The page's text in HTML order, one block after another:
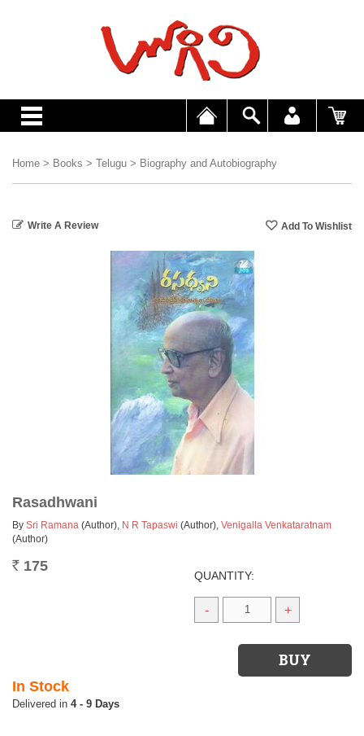
Home > Books > Telugu > Biography and Autobiography
Write A Review
Rasadhwani
By Sri Ramana (Author), N R Tapaswi (Author), Venigalla Venkataratnam
(Author)
Rs. 175
QUANTITY:
- +
In Stock
4 - 9 Days